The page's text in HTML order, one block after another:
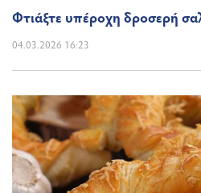
Φτιάξτε υπέροχη δροσερή
04.03.2026 16:23